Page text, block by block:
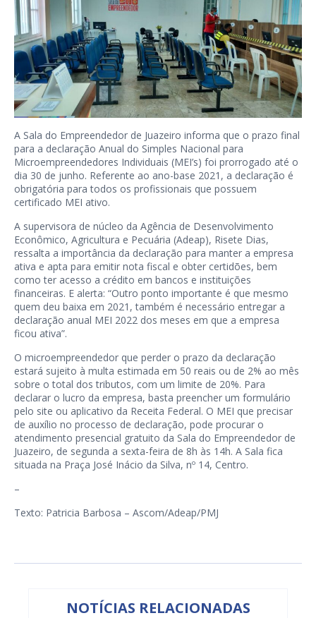
A Sala do Empreendedor de Juazeiro informa que o prazo final
para a declaração Anual do Simples Nacional para
Microempreendedores Individuais (MEI’s) foi prorrogado até o
dia 30 de junho. Referente ao ano-base 2021, a declaração é
obrigatória para todos os profissionais que possuem
certificado MEI ativo.
A supervisora de núcleo da Agência de Desenvolvimento
Econômico, Agricultura e Pecuária (Adeap), Risete Dias,
ressalta a importância da declaração para manter a empresa
ativa e apta para emitir nota fiscal e obter certidões, bem
como ter acesso a crédito em bancos e instituições
financeiras. E alerta: “Outro ponto importante é que mesmo
quem deu baixa em 2021, também é necessário entregar a
declaração anual MEI 2022 dos meses em que a empresa
ficou ativa”.
O microempreendedor que perder o prazo da declaração
estará sujeito à multa estimada em 50 reais ou de 2% ao mês
sobre o total dos tributos, com um limite de 20%. Para
declarar o lucro da empresa, basta preencher um formulário
pelo site ou aplicativo da Receita Federal. O MEI que precisar
de auxílio no processo de declaração, pode procurar o
atendimento presencial gratuito da Sala do Empreendedor de
Juazeiro, de segunda a sexta-feira de 8h às 14h. A Sala fica
situada na Praça José Inácio da Silva, nº 14, Centro.
–
Texto: Patricia Barbosa – Ascom/Adeap/PMJ
NOTÍCIAS RELACIONADAS